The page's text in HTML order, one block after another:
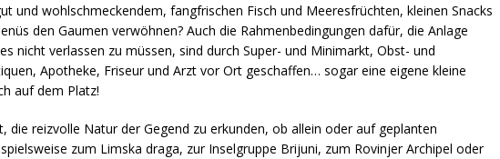
und wohlschmeckendem, fangfrischen Fisch und Meeresfrüchten, kleinen Snacks
den Gaumen verwöhnen? Auch die Rahmenbedingungen dafür, die Anlage
nicht verlassen zu müssen, sind durch Super- und Minimarkt, Obst- und
Apotheke, Friseur und Arzt vor Ort geschaffen… sogar eine eigene kleine
auf dem Platz!
die reizvolle Natur der Gegend zu erkunden, ob allein oder auf geplanten
zum Limska draga, zur Inselgruppe Brijuni, zum Rovinjer Archipel oder